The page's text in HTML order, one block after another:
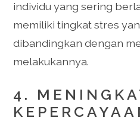
individu yang sering
memiliki tingkat stres
dibandingkan dengan
melakukannya.
4.